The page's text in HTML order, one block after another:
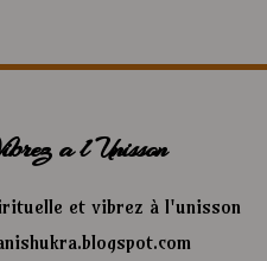
a l Unisson
et vibrez à l'unisson